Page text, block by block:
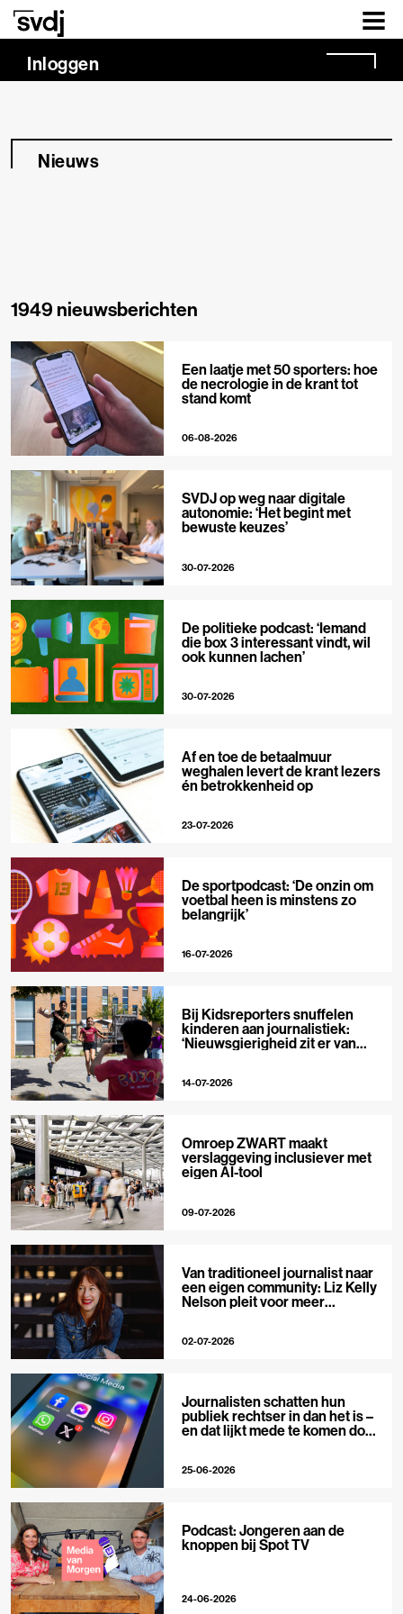
Naar hoofdinhoud
Inloggen
Nieuws
1949 nieuwsberichten
Een laatje met 50 sporters: hoe
de necrologie in de krant tot
stand komt
06-08-2026
SVDJ op weg naar digitale
autonomie: ‘Het begint met
bewuste keuzes’
30-07-2026
De politieke podcast: ‘Iemand
die box 3 interessant vindt, wil
ook kunnen lachen’
30-07-2026
Af en toe de betaalmuur
weghalen levert de krant lezers
én betrokkenheid op
23-07-2026
De sportpodcast: ‘De onzin om
voetbal heen is minstens zo
belangrijk’
16-07-2026
Bij Kidsreporters snuffelen
kinderen aan journalistiek:
‘Nieuwsgierigheid zit er van
14-07-2026
Omroep ZWART maakt
verslaggeving inclusiever met
eigen AI-tool
09-07-2026
Van traditioneel journalist naar
een eigen community: Liz Kelly
Nelson pleit voor meer
02-07-2026
Journalisten schatten hun
publiek rechtser in dan het is –
en dat lijkt mede te komen door
25-06-2026
Podcast: Jongeren aan de
knoppen bij Spot TV
24-06-2026